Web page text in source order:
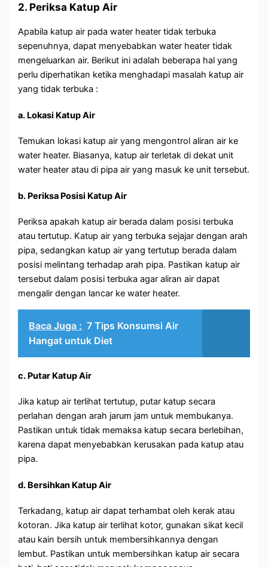
2. Periksa Katup Air
Apabila katup air pada water heater tidak terbuka
sepenuhnya, dapat menyebabkan water heater tidak
mengeluarkan air. Berikut ini adalah beberapa hal yang
perlu diperhatikan ketika menghadapi masalah katup air
yang tidak terbuka :
a. Lokasi Katup Air
Temukan lokasi katup air yang mengontrol aliran air ke
water heater. Biasanya, katup air terletak di dekat unit
water heater atau di pipa air yang masuk ke unit tersebut.
b. Periksa Posisi Katup Air
Periksa apakah katup air berada dalam posisi terbuka
atau tertutup. Katup air yang terbuka sejajar dengan arah
pipa, sedangkan katup air yang tertutup berada dalam
posisi melintang terhadap arah pipa. Pastikan katup air
tersebut dalam posisi terbuka agar aliran air dapat
mengalir dengan lancar ke water heater.
Baca Juga : 7 Tips Konsumsi Air
Hangat untuk Diet
c. Putar Katup Air
Jika katup air terlihat tertutup, putar katup secara
perlahan dengan arah jarum jam untuk membukanya.
Pastikan untuk tidak memaksa katup secara berlebihan,
karena dapat menyebabkan kerusakan pada katup atau
pipa.
d. Bersihkan Katup Air
Terkadang, katup air dapat terhambat oleh kerak atau
kotoran. Jika katup air terlihat kotor, gunakan sikat kecil
atau kain bersih untuk membersihkannya dengan
lembut. Pastikan untuk membersihkan katup air secara